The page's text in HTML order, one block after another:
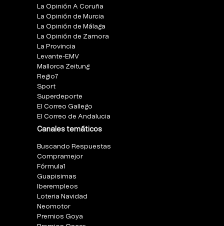
La Opinión A Coruña
La Opinión de Murcia
La Opinión de Málaga
La Opinión de Zamora
La Provincia
Levante-EMV
Mallorca Zeitung
Regio7
Sport
Superdeporte
El Correo Gallego
El Correo de Andalucia
Canales temáticos
Buscando Respuestas
Compramejor
Fórmula1
Guapisimas
Iberempleos
Loteria Navidad
Neomotor
Premios Goya